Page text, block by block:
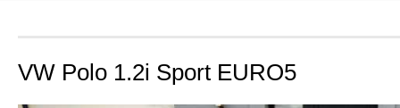
VW Polo 1.2i Sport EURO5